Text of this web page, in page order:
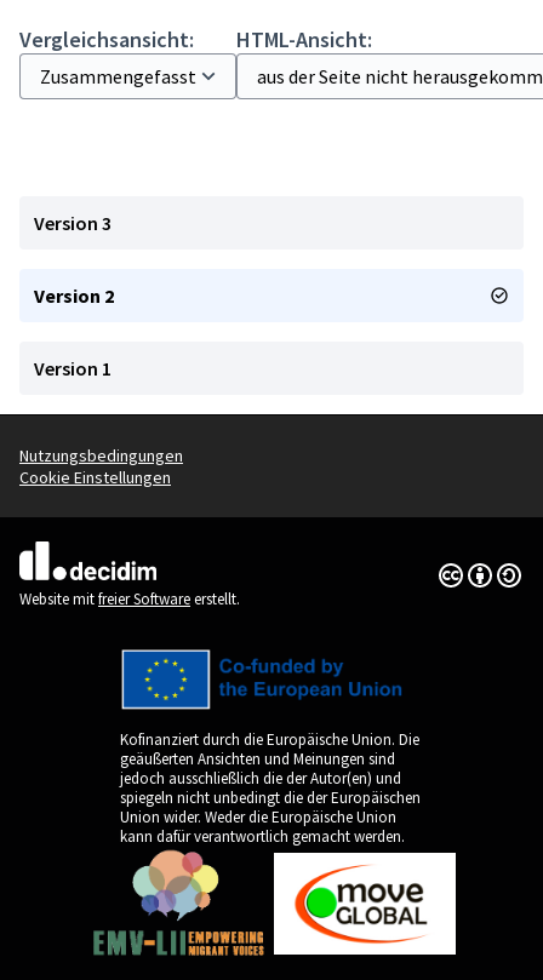
Vergleichsansicht: HTML-Ansicht:
Version 3
Version 2
Version 1
Nutzungsbedingungen
Cookie Einstellungen
(Externer Link)
Website mitfreier Softwareerstellt.
Creative
(Externer
Kofinanziert durch die Europäische Union. Die
geäußerten Ansichten und Meinungen sind
jedoch ausschließlich die der Autor(en) und
spiegeln nicht unbedingt die der Europäischen
Union wider. Weder die Europäische Union
kann dafür verantwortlich gemacht werden.